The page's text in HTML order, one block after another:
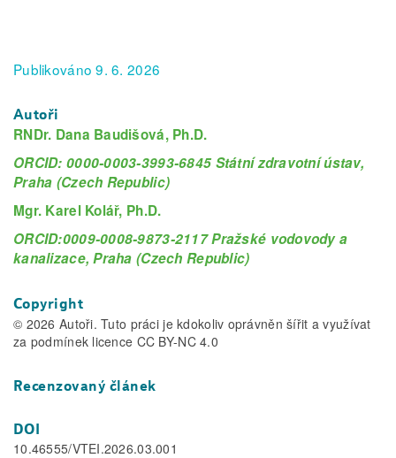
Publikováno 9. 6. 2026
Autoři
RNDr. Dana Baudišová, Ph.D.
ORCID: 0000-0003-3993-6845 Státní zdravotní ústav,
Praha (Czech Republic)
Mgr. Karel Kolář, Ph.D.
ORCID:0009-0008-9873-2117 Pražské vodovody a
kanalizace, Praha (Czech Republic)
Copyright
© 2026 Autoři. Tuto práci je kdokoliv oprávněn šířit a využívat
za podmínek licence CC BY-NC 4.0
Recenzovaný článek
DOI
10.46555/VTEI.2026.03.001